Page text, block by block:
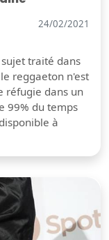
24/02/2021
traité dans
reggaeton n'est
réfugie dans un
99% du temps
à